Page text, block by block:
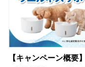
【キャンペーン概要】